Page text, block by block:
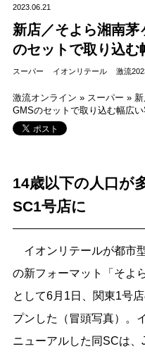
2023.06.21
新店／そよら湘南
のセットで取り込む
スーパー イオンリテール 激流
激流オンライン » スーパー »
GMSのセットで取り込む幅広
14歳以下の人口が
SC1号店に
イオンリテールが都市
の新フォーマット「そよ
として6月1日、関東1号
プンした（冒頭写真）。
ニューアルした同SCは